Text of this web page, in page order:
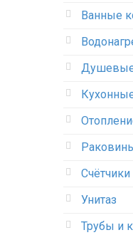
Ванные
Унитаз
Трубы и